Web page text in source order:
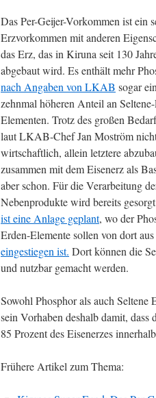
Das Per-Geijer-Vorkommen ist ein
Erzvorkommen mit anderen
das Erz, das in Kiruna seit 130
abgebaut wird. Es enthält mehr
nach Angaben von LKAB sogar
zehnmal höheren Anteil an
Elementen. Trotz des großen
laut LKAB-Chef Jan Moström
wirtschaftlich, allein letztere
zusammen mit dem Eisenerz als
aber schon. Für die Verarbeitung
Nebenprodukte wird bereits
ist eine Anlage geplant, wo der
Erden-Elemente sollen von dort
eingestiegen ist. Dort können die
und nutzbar gemacht werden.
Sowohl Phosphor als auch
sein Vorhaben deshalb damit,
85 Prozent des Eisenerzes
Frühere Artikel zum Thema: